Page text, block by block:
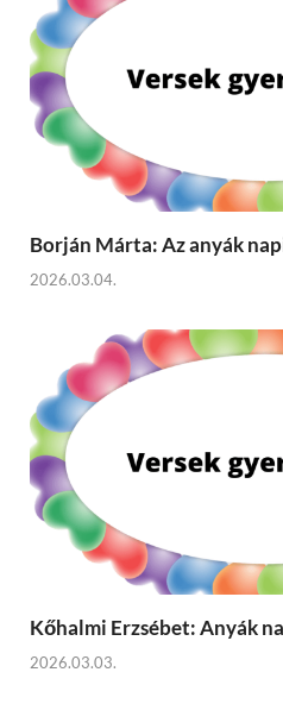
Borján Márta: Az anyák
2026.03.04.
Kőhalmi Erzsébet: Anyák
2026.03.03.